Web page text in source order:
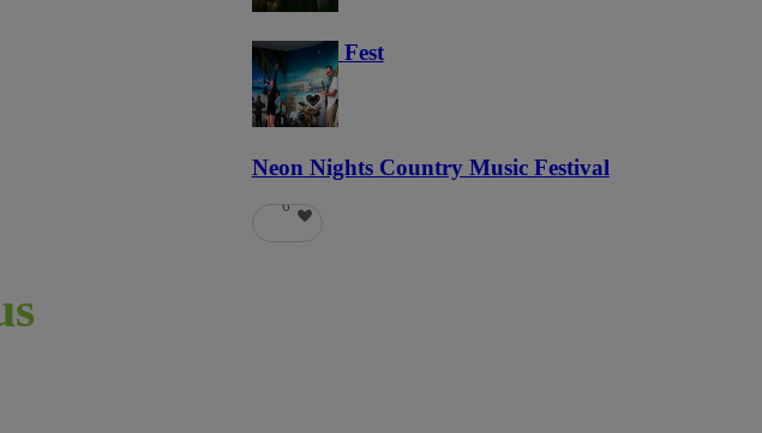
Haunted Fest
58
Neon Nights Country Music Festival
6